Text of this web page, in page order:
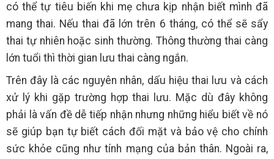
có thể tự tiêu biến khi mẹ chưa kịp nhận biết mình đã
mang thai. Nếu thai đã lớn trên 6 tháng, có thể sẽ sẩy
thai tự nhiên hoặc sinh thường. Thông thường thai càng
lớn tuổi thì thời gian lưu thai càng ngắn.
Trên đây là các nguyên nhân, dấu hiệu thai lưu và cách
xử lý khi gặp trường hợp thai lưu. Mặc dù đây không
phải là vấn đề dễ tiếp nhận nhưng những hiểu biết về nó
sẽ giúp bạn tự biết cách đối mặt và bảo vệ cho chính
sức khỏe cũng như tính mạng của bản thân. Ngoài ra,